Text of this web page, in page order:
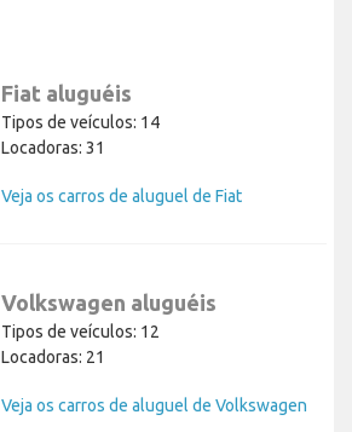
Fiat aluguéis
Tipos de veículos: 14
Locadoras: 31
Veja os carros de aluguel de Fiat
Volkswagen aluguéis
Tipos de veículos: 12
Locadoras: 21
Veja os carros de aluguel de Volkswagen